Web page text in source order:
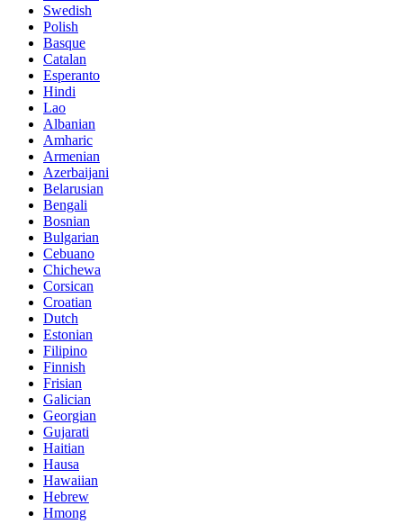
Swedish
Polish
Basque
Catalan
Esperanto
Hindi
Lao
Albanian
Amharic
Armenian
Azerbaijani
Belarusian
Bengali
Bosnian
Bulgarian
Cebuano
Chichewa
Corsican
Croatian
Dutch
Estonian
Filipino
Finnish
Frisian
Galician
Georgian
Gujarati
Haitian
Hausa
Hawaiian
Hebrew
Hmong